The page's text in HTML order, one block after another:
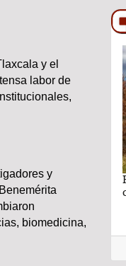
y el
labor de
y
biomedicina,
importante por Lic.